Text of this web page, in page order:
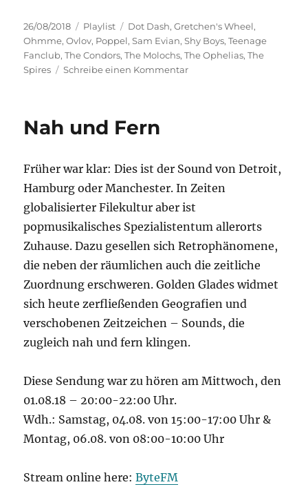
Veröffentlicht
am
26/08/2018 Kategorien
Playlist Schlagwörter
Dot Dash,Gretchen's Wheel,
Ohmme,Ovlov, Poppel,Sam Evian,Shy Boys,Teenage
Fanclub,The Condors,The Molochs,The Ophelias,The
Spires
Schreibe einen Kommentarzu
Nah und Fern
Früher war klar: Dies ist der Sound von Detroit,
Hamburg oder Manchester. In Zeiten
globalisierter Filekultur aber ist
popmusikalisches Spezialistentum allerorts
Zuhause. Dazu gesellen sich Retrophänomene,
die neben der räumlichen auch die zeitliche
Zuordnung erschweren. Golden Glades widmet
sich heute zerfließenden Geografien und
verschobenen Zeitzeichen – Sounds, die
zugleich nah und fern klingen.
Diese Sendung war zu hören am Mittwoch, den
01.08.18 – 20:00-22:00 Uhr.
Wdh.: Samstag, 04.08. von 15:00-17:00 Uhr &
Montag, 06.08. von 08:00-10:00 Uhr
Stream online here:ByteFM